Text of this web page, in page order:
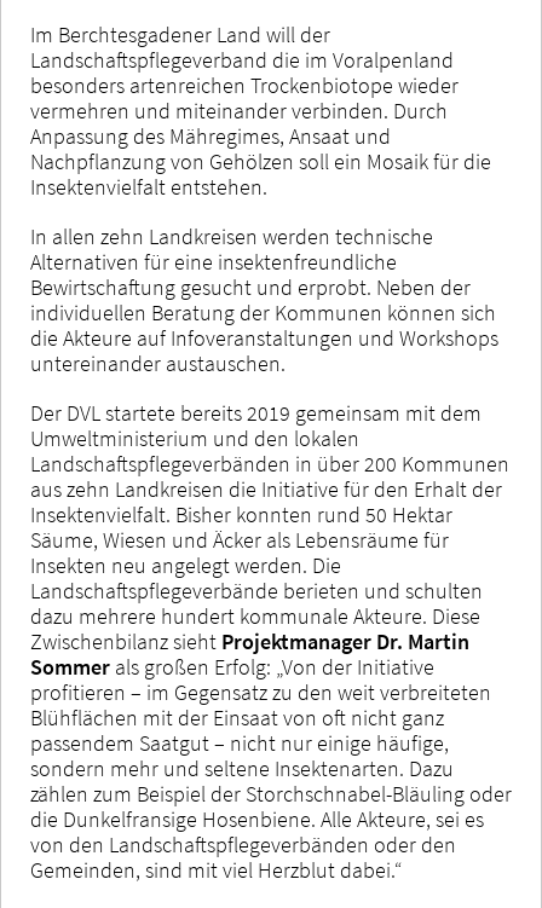
Im Berchtesgadener Land will der
Landschaftspflegeverband die im Voralpenland
besonders artenreichen Trockenbiotope wieder
vermehren und miteinander verbinden. Durch
Anpassung des Mähregimes, Ansaat und
Nachpflanzung von Gehölzen soll ein Mosaik für die
Insektenvielfalt entstehen.
In allen zehn Landkreisen werden technische
Alternativen für eine insektenfreundliche
Bewirtschaftung gesucht und erprobt. Neben der
individuellen Beratung der Kommunen können sich
die Akteure auf Infoveranstaltungen und Workshops
untereinander austauschen.
Der DVL startete bereits 2019 gemeinsam mit dem
Umweltministerium und den lokalen
Landschaftspflegeverbänden in über 200 Kommunen
aus zehn Landkreisen die Initiative für den Erhalt der
Insektenvielfalt. Bisher konnten rund 50 Hektar
Säume, Wiesen und Äcker als Lebensräume für
Insekten neu angelegt werden. Die
Landschaftspflegeverbände berieten und schulten
dazu mehrere hundert kommunale Akteure. Diese
Zwischenbilanz sieht Projektmanager Dr. Martin
Sommer als großen Erfolg: „Von der Initiative
profitieren – im Gegensatz zu den weit verbreiteten
Blühflächen mit der Einsaat von oft nicht ganz
passendem Saatgut – nicht nur einige häufige,
sondern mehr und seltene Insektenarten. Dazu
zählen zum Beispiel der Storchschnabel-Bläuling oder
die Dunkelfransige Hosenbiene. Alle Akteure, sei es
von den Landschaftspflegeverbänden oder den
Gemeinden, sind mit viel Herzblut dabei.“